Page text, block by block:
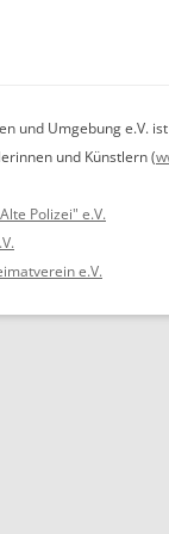
und Umgebung e.V.
und Künstlern (
Polizei" e.V.
e.V.